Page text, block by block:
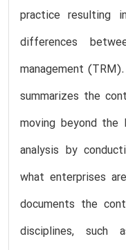
practice resulting
differences
management
summarizes the
moving beyond
analysis by
what enterprises
documents the
disciplines, such